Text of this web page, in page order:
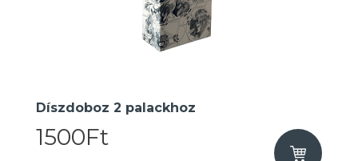
Díszdoboz 2 palackhoz
1500Ft